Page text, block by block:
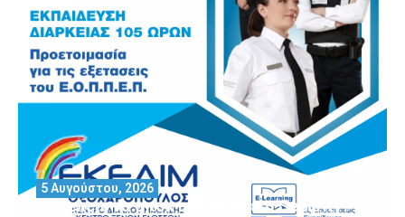
Θέλεις να αποκτήσεις άδεια Security?
5 Αυγούστου, 2026